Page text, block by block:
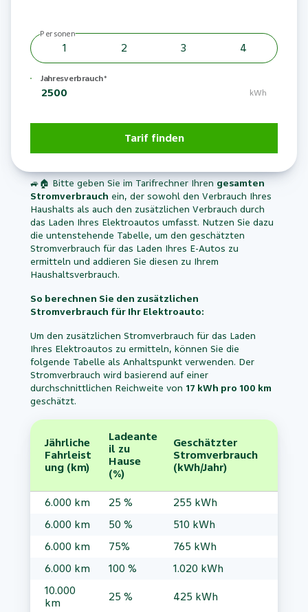
Personen
1 2 3 4
Jahresverbrauch*
kWh
Tarif finden
🚙🏠 Bitte geben Sie im Tarifrechner Ihren gesamten
Stromverbrauch ein, der sowohl den Verbrauch Ihres
Haushalts als auch den zusätzlichen Verbrauch durch
das Laden Ihres Elektroautos umfasst. Nutzen Sie dazu
die untenstehende Tabelle, um den geschätzten
Stromverbrauch für das Laden Ihres E-Autos zu
ermitteln und addieren Sie diesen zu Ihrem
Haushaltsverbrauch.
So berechnen Sie den zusätzlichen
Stromverbrauch für Ihr Elektroauto:
Um den zusätzlichen Stromverbrauch für das Laden
Ihres Elektroautos zu ermitteln, können Sie die
folgende Tabelle als Anhaltspunkt verwenden. Der
Stromverbrauch wird basierend auf einer
durchschnittlichen Reichweite von 17 kWh pro 100 km
geschätzt.
Jährliche
Fahrleist
ung (km)
Ladeante
il zu
Hause
(%)
Geschätzter
Stromverbrauch
(kWh/Jahr)
6.000 km 25 %
6.000 km
50 %
510 kWh
6.000 km
75%
765 kWh
6.000 km
100 %
1.020 kWh
10.000
km
25 %